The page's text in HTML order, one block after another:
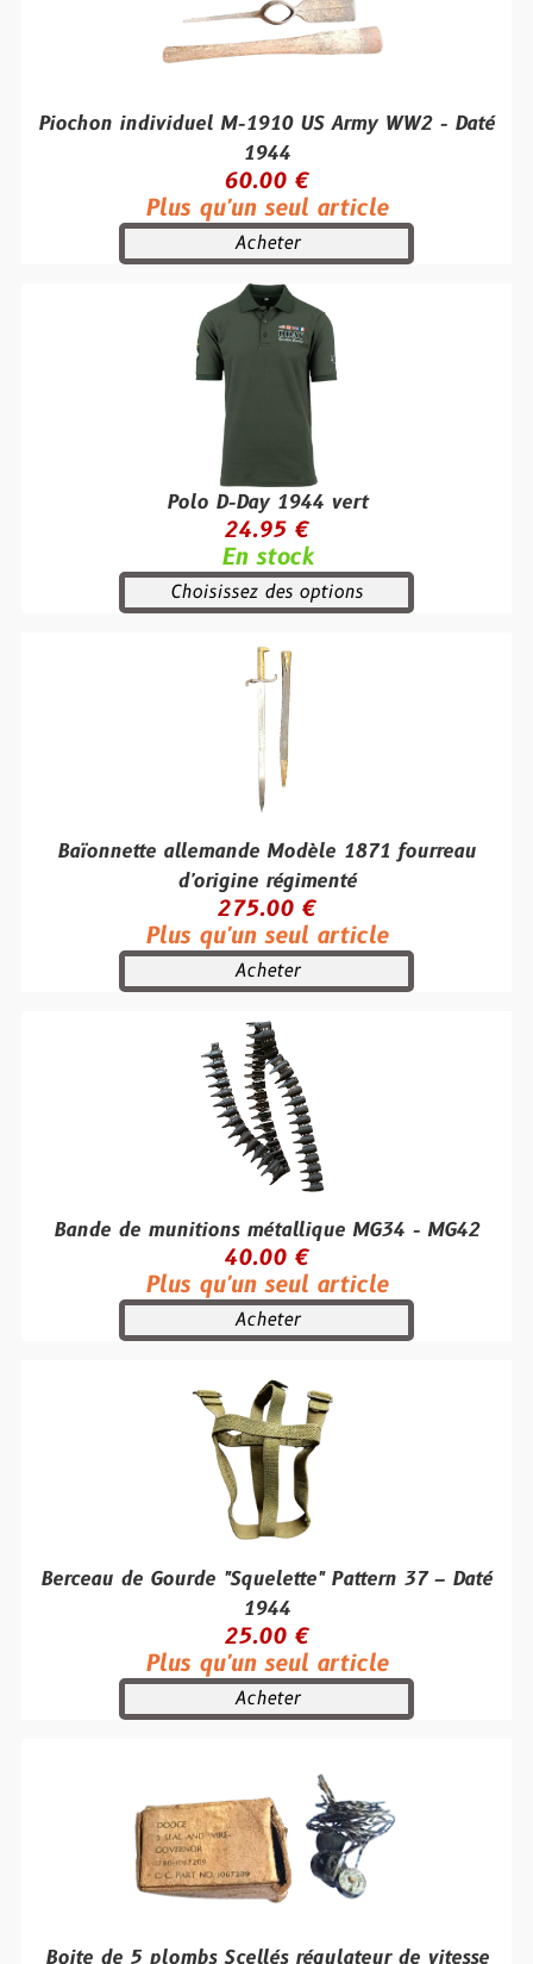
Piochon individuel M-1910 US Army WW2 - Daté
1944
60.00 €
Plus qu'un seul article
Acheter
Polo D-Day 1944 vert
24.95 €
En stock
Choisissez des options
Baïonnette allemande Modèle 1871 fourreau
d'origine régimenté
275.00 €
Plus qu'un seul article
Acheter
Bande de munitions métallique MG34 - MG42
40.00 €
Plus qu'un seul article
Acheter
Berceau de Gourde "Squelette" Pattern 37 – Daté
1944
25.00 €
Plus qu'un seul article
Acheter
Boite de 5 plombs Scellés régulateur de vitesse